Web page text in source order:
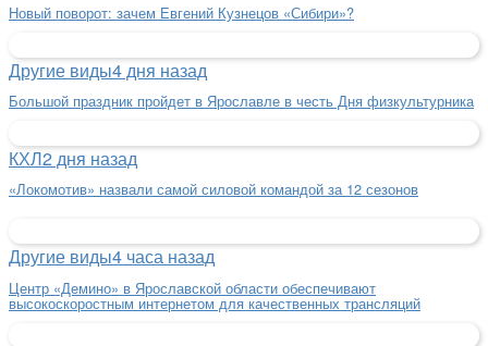
Новый поворот: зачем Евгений Кузнецов «Сибири»?
Другие виды4 дня назад
Большой праздник пройдет в Ярославле в честь Дня физкультурника
КХЛ2 дня назад
«Локомотив» назвали самой силовой командой за 12 сезонов
Другие виды4 часа назад
Центр «Демино» в Ярославской области обеспечивают
высокоскоростным интернетом для качественных трансляций